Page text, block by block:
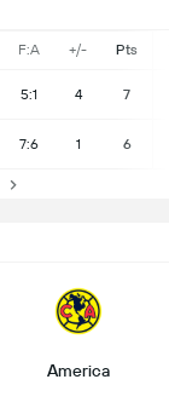
F:A +/- Pts
5:1 4 7
7:6 1 6
America